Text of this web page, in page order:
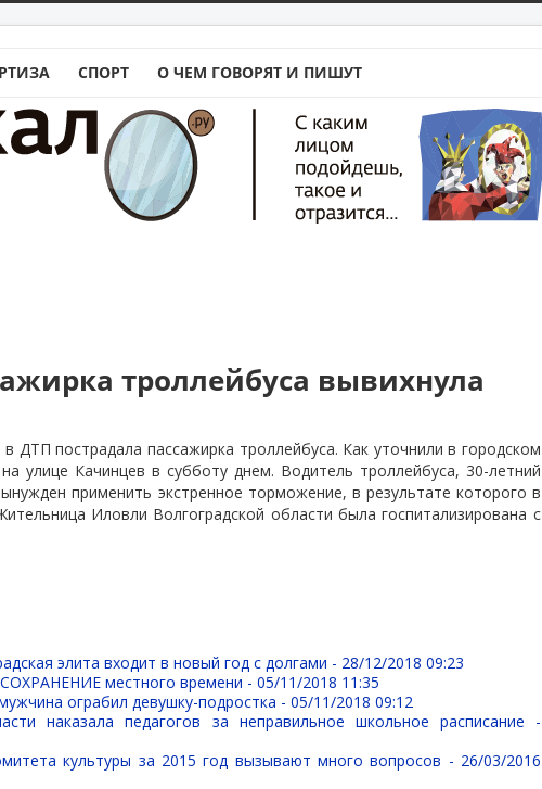
СПОРТ О ЧЕМ ГОВОРЯТ И ПИШУТ
троллейбуса вывихнула
ДТП пострадала пассажирка троллейбуса. Как уточнили в городском
улице Качинцев в субботу днем. Водитель троллейбуса, 30-летний
применить экстренное торможение, в результате которого в
Иловли Волгоградской области была госпитализирована с
элита входит в новый год с долгами - 28/12/2018 09:23
СОХРАНЕНИЕ местного времени -05/11/2018 11:35
ограбил девушку-подростка -05/11/2018 09:12
наказала педагогов за неправильное школьное расписание -
культуры за 2015 год вызывают много вопросов - 26/03/2016